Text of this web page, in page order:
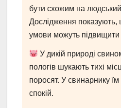
бути схожим на
Дослідження показують,
умови можуть підвищити
У дикій природі
пологів шукають тихі
поросят. У свинарнику
спокій.